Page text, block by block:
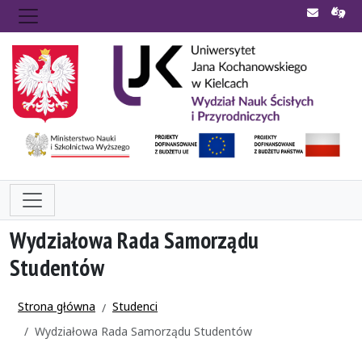
Wydziałowa Rada Samorządu
Studentów
Strona główna
Studenci
Wydziałowa Rada Samorządu Studentów